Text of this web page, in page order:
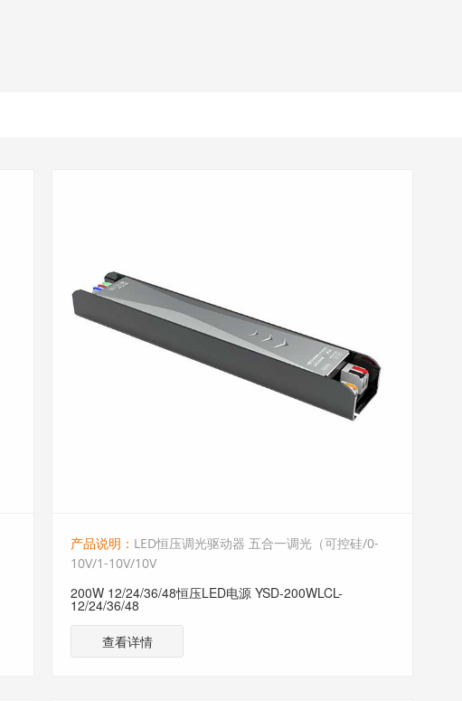
产品说明： LED恒压调光驱动器 五合一调光（可控硅/0-
10V/1-10V/10V
200W 12/24/36/48恒压LED电源 YSD-200WLCL-
12/24/36/48
查看详情